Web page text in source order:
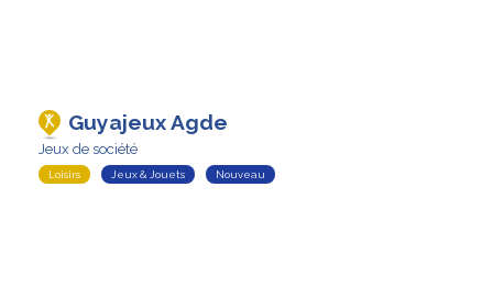
Guyajeux Agde
Jeux de société
Loisirs Jeux & Jouets Nouveau